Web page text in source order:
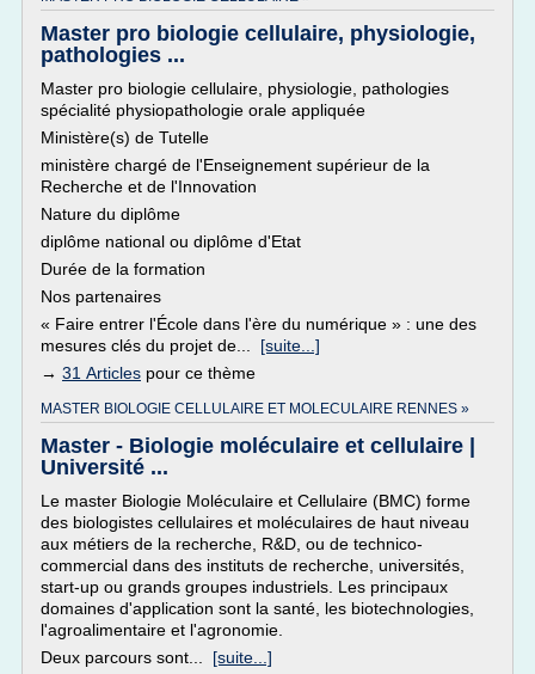
Master pro biologie cellulaire, physiologie,
pathologies ...
Master pro biologie cellulaire, physiologie, pathologies
spécialité physiopathologie orale appliquée
Ministère(s) de Tutelle
ministère chargé de l'Enseignement supérieur de la
Recherche et de l'Innovation
Nature du diplôme
diplôme national ou diplôme d'Etat
Durée de la formation
Nos partenaires
« Faire entrer l'École dans l'ère du numérique » : une des
mesures clés du projet de... [suite...]
→ 31 Articles pour ce thème
MASTER BIOLOGIE CELLULAIRE ET MOLECULAIRE RENNES »
Master - Biologie moléculaire et cellulaire |
Université ...
Le master Biologie Moléculaire et Cellulaire (BMC) forme
des biologistes cellulaires et moléculaires de haut niveau
aux métiers de la recherche, R&D, ou de technico-
commercial dans des instituts de recherche, universités,
start-up ou grands groupes industriels. Les principaux
domaines d'application sont la santé, les biotechnologies,
l'agroalimentaire et l'agronomie.
Deux parcours sont... [suite...]